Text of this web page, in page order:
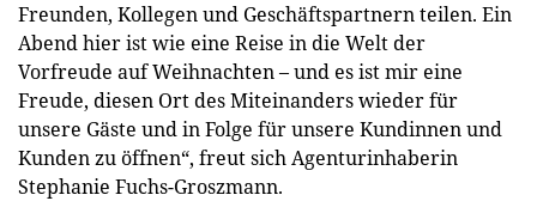
Freunden, Kollegen und Geschäftspartnern teilen. Ein
Abend hier ist wie eine Reise in die Welt der
Vorfreude auf Weihnachten – und es ist mir eine
Freude, diesen Ort des Miteinanders wieder für
unsere Gäste und in Folge für unsere Kundinnen und
Kunden zu öffnen“, freut sich Agenturinhaberin
Stephanie Fuchs-Groszmann.